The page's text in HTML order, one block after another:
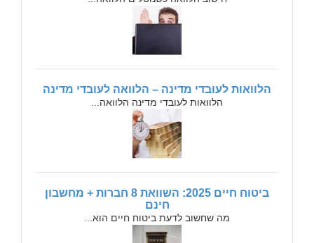
הלוואות לעובדי מדינה – הלוואה לעובדי מדינה
הלוואות לעובדי מדינה הלוואה...
ביטוח חיים 2025: השוואת 8 חברות + מחשבון
חינם
מה שחשוב לדעת ביטוח חיים הוא...